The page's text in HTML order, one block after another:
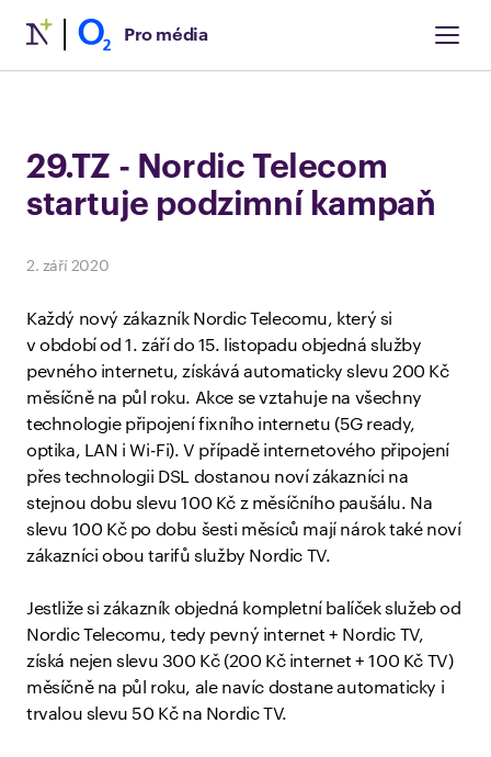
Pro média
2. září 2020
29.TZ - Nordic Telecom
startuje podzimní kampaň
Každý nový zákazník Nordic Telecomu, který si
v období od 1. září do 15. listopadu objedná služby
pevného internetu, získává automaticky slevu 200 Kč
měsíčně na půl roku. Akce se vztahuje na všechny
technologie připojení fixního internetu (5G ready,
optika, LAN i Wi-Fi). V případě internetového připojení
přes technologii DSL dostanou noví zákazníci na
stejnou dobu slevu 100 Kč z měsíčního paušálu. Na
slevu 100 Kč po dobu šesti měsíců mají nárok také noví
zákazníci obou tarifů služby Nordic TV.
Jestliže si zákazník objedná kompletní balíček služeb od
Nordic Telecomu, tedy pevný internet + Nordic TV,
získá nejen slevu 300 Kč (200 Kč internet + 100 Kč TV)
měsíčně na půl roku, ale navíc dostane automaticky i
trvalou slevu 50 Kč na Nordic TV.